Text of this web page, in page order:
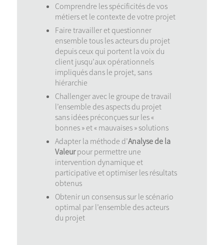
Comprendre les spécificités de vos
métiers et le contexte de votre projet
Faire travailler et questionner
ensemble tous les acteurs du projet
depuis ceux qui portent la voix du
client jusqu’aux opérationnels
impliqués dans le projet, sans
hiérarchie
Challenger avec le groupe de travail
l’ensemble des aspects du projet
sans idées préconçues sur les «
bonnes » et « mauvaises » solutions
Adapter la méthode d’Analyse de la
Valeurpour permettre une
intervention dynamique et
participative et optimiser les résultats
obtenus
Obtenir un consensus sur le scénario
optimal par l’ensemble des acteurs
du projet